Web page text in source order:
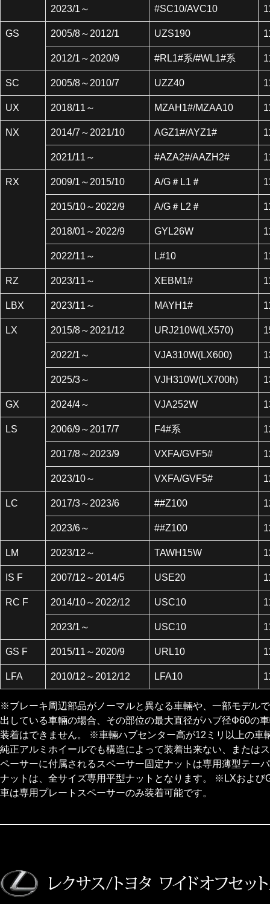
2023/1～ #SC10/AVC10
GS 2005/8～2012/1 UZS190
2012/1～2020/9 #RL1#系/#WL1#系
SC 2005/8～2010/7 UZZ40
UX 2018/11～ MZAH1#/MZAA10
NX 2014/7～2021/10 AGZ1#/AYZ1#
2021/11～ #AZA2#/AAZH2#
RX 2009/1～2015/10 A/G＃L1＃
2015/10～2022/9 A/G＃L2＃
2018/01～2022/9 GYL26W
2022/11～ L#10
RZ 2023/11～ XEBM1#
LBX 2023/11～ MAYH1#
LX 2015/8～2021/12 URJ210W(LX570)
2022/1～ VJA310W(LX600)
2025/3～ VJH310W(LX700h)
GX 2024/4～ VJA252W
LS 2006/9～2017/7 F4#系
2017/8～2023/9 VXFA/GVF5#
2023/10～ VXFA/GVF5#
LC 2017/3～2023/6 ##Z100
2023/6～ ##Z100
LM 2023/12～ TAWH15W
IS F 2007/12～2014/5 USE20
RC F 2014/10～2022/12 USC10
2023/1～ USC10
GS F 2015/11～2020/9 URL10
LFA 2010/12～2012/12 LFA10
※ブレーキ周辺部品がノーマルと異なる車輛や、一部モデル
出している車輛の場合、その部位の最大直径がハブ径Φ60の
装着はできません。 ※車輛ハブセンター高が12ミリ以上の
純正アルミホイールでも構造によって装着出来ない、また
ペーサーに付属されるスペーサー固定ナットは専用薄型テ
ナットは、全サイズ専用平型ナットとなります。 ※LXおよ
車は専用プレートスペーサーのみ装着可能です。